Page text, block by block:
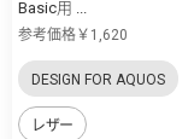
Basic用 ...
参考価格￥1,620
DESIGN FOR AQUOS
レザー